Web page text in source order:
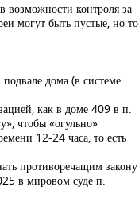
контроля за
могут быть пустые, но то
дома (в системе
как в доме 409 в п.
чтобы «огульно»
12-24 часа, то есть
противоречащим закону
в мировом суде п.